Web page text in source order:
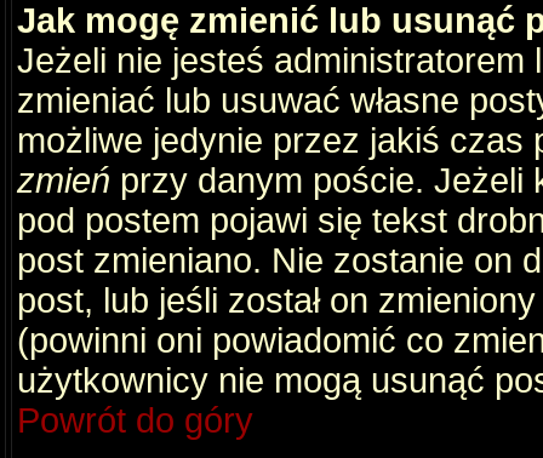
Jak mogę zmienić lub usunąć
Jeżeli nie jesteś
zmieniać lub usuwać własne
możliwe jedynie przez jakiś
zmień przy danym poście. Jeżeli
pod postem pojawi się tekst
post zmieniano. Nie zostanie on
post, lub jeśli został on
(powinni oni powiadomić co
użytkownicy nie mogą usunąć
Powrót do góry